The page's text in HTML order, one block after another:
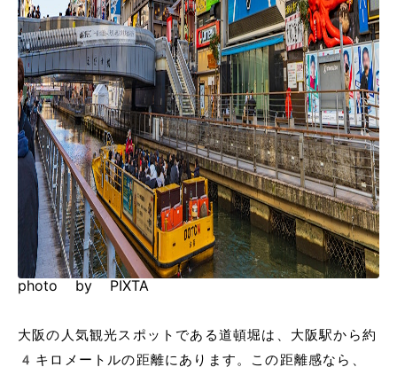
photo by PIXTA
大阪の人気観光スポットである道頓堀は、大阪駅から約
4キロメートルの距離にあります。この距離感なら、